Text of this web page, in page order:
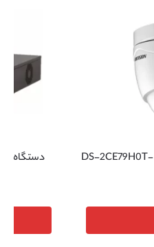
دوربین مداربسته هایک ویژن مدل DS-2CE79H0T-
دستگاه NVR هایک ویژن مدل DS-7732NI-K4